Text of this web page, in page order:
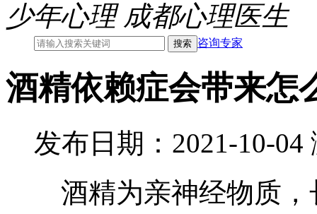
少年心理 成都心理医生
咨询专家
酒精依赖症会带来怎
发布日期：2021-10-04
酒精为亲神经物质，